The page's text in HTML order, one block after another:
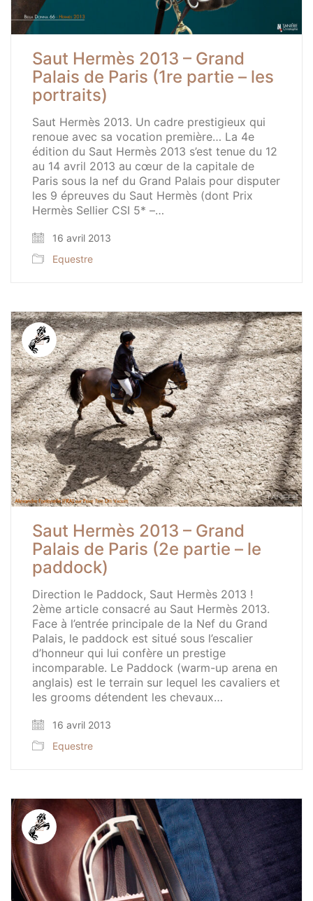
Saut Hermès 2013 – Grand
Palais de Paris (1re partie – les
portraits)
Saut Hermès 2013. Un cadre prestigieux qui
renoue avec sa vocation première… La 4e
édition du Saut Hermès 2013 s’est tenue du 12
au 14 avril 2013 au cœur de la capitale de
Paris sous la nef du Grand Palais pour disputer
les 9 épreuves du Saut Hermès (dont Prix
Hermès Sellier CSI 5* –…
16 avril 2013
Equestre
Saut Hermès 2013 – Grand
Palais de Paris (2e partie – le
paddock)
Direction le Paddock, Saut Hermès 2013 !
2ème article consacré au Saut Hermès 2013.
Face à l’entrée principale de la Nef du Grand
Palais, le paddock est situé sous l’escalier
d’honneur qui lui confère un prestige
incomparable. Le Paddock (warm-up arena en
anglais) est le terrain sur lequel les cavaliers et
les grooms détendent les chevaux…
16 avril 2013
Equestre